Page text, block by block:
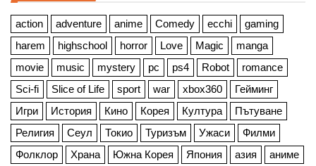
action adventure anime Comedy ecchi
gaming
harem
highschool horror Love Magic
manga
movie
music mystery pc ps4 Robot
romance
Sci-fi
Slice of Life sport war xbox360
Гейминг
Игри
История Кино Корея Култура
Пътуване
Религия
Сеул Токио Туризъм Ужаси
Филми
Фолклор
Храна Южна Корея Япония азия аниме